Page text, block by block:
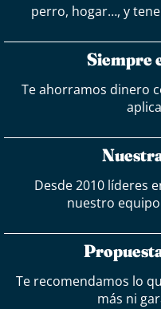
perro, hogar…, y
Siempre
Te ahorramos dinero
Desde 2010 líderes
nuestro
Te recomendamos lo
más ni